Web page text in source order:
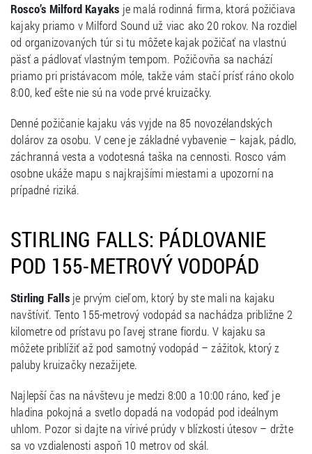
Rosco’s Milford Kayaks je malá rodinná firma, ktorá požičiava
kajaky priamo v Milford Sound už viac ako 20 rokov. Na rozdiel
od organizovaných túr si tu môžete kajak požičať na vlastnú
päsť a pádlovať vlastným tempom. Požičovňa sa nachází
priamo pri pristávacom móle, takže vám stačí prísť ráno okolo
8:00, keď ešte nie sú na vode prvé kruizačky.
Denné požičanie kajaku vás vyjde na 85 novozélandských
dolárov za osobu. V cene je základné vybavenie – kajak, pádlo,
záchranná vesta a vodotesná taška na cennosti. Rosco vám
osobne ukáže mapu s najkrajšími miestami a upozorní na
prípadné riziká.
STIRLING FALLS: PÁDLOVANIE
POD 155-METROVÝ VODOPÁD
Stirling Fallsje prvým cieľom, ktorý by ste mali na kajaku
navštíviť. Tento 155-metrový vodopád sa nachádza približne 2
kilometre od prístavu po ľavej strane fiordu. V kajaku sa
môžete priblížiť až pod samotný vodopád – zážitok, ktorý z
paluby kruizačky nezažijete.
Najlepší čas na návštevu je medzi 8:00 a 10:00 ráno, keď je
hladina pokojná a svetlo dopadá na vodopád pod ideálnym
uhlom. Pozor si dajte na vírivé prúdy v blízkosti útesov – držte
sa vo vzdialenosti aspoň 10 metrov od skál.